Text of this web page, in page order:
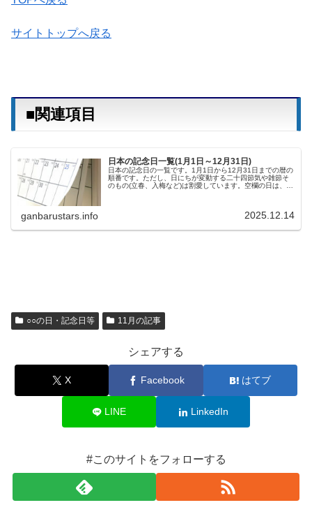
サイトトップへ戻る
■関連項目
日本の記念日一覧(1月1日～12月31日)
日本の記念日の一覧です。1月1日から12月31日までの暦の
順番です。ただし、日にちが変動する二十四節気や雑節そ
のもの(立春、入梅など)は割愛しています。空欄の日は、判
ganbarustars.info 2025.12.14
○○の日・記念日等 11月の記事
シェアする
X Facebook はてブ
LINE LinkedIn
#このサイトをフォローする